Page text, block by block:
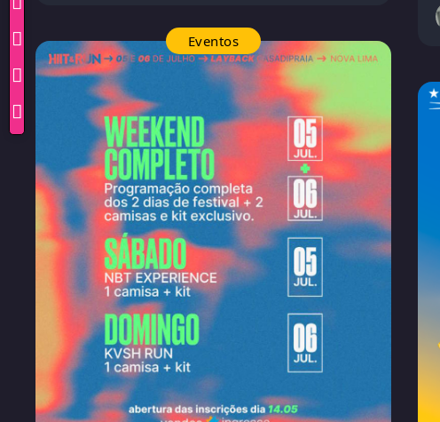
Eventos